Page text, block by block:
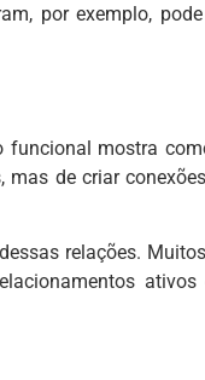
por exemplo,
funcional mostra
de criar
relações.
ativos